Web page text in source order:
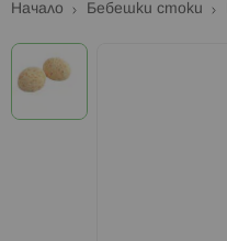
Начало Бебешки стоки
Преминете
към
края
на